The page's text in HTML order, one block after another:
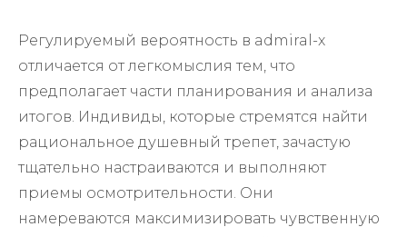
Регулируемый вероятность в admiral-x
отличается от легкомыслия тем, что
предполагает части планирования и анализа
итогов. Индивиды, которые стремятся найти
рациональное душевный трепет, зачастую
тщательно настраиваются и выполняют
приемы осмотрительности. Они
намереваются максимизировать чувственную